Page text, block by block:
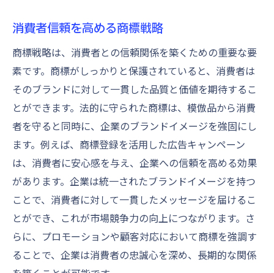
ブランド戦略における商標の役割
商標がブランドイメージに与える影響
商標で実現するブランドの一貫性
商標が企業のビジョンを体現する方法
企業ビジョンを反映する商標設計
商標を通じた企業文化の表現
ビジョンと一致した商標選定の重要性
商標が企業理念を伝える方法
商標がビジョンの実現を支える役割
企業の未来を示す商標の活用事例
消費者信頼を高める商標戦略
商標戦略は、消費者との信頼関係を築くための重要な要
素です。商標がしっかりと保護されていると、消費者は
そのブランドに対して一貫した品質と価値を期待するこ
とができます。法的に守られた商標は、模倣品から消費
者を守ると同時に、企業のブランドイメージを強固にし
ます。例えば、商標登録を活用した広告キャンペーン
は、消費者に安心感を与え、企業への信頼を高める効果
があります。企業は統一されたブランドイメージを持つ
ことで、消費者に対して一貫したメッセージを届けるこ
とができ、これが市場競争力の向上につながります。さ
らに、プロモーションや顧客対応において商標を強調す
ることで、企業は消費者の忠誠心を深め、長期的な関係